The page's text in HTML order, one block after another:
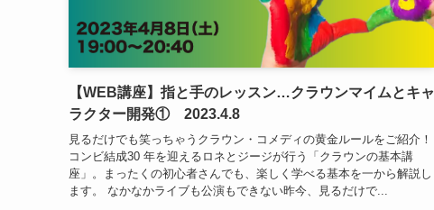
【WEB講座】指と手のレッスン…クラウンマイムとキャ
ラクター開発① 2023.4.8
見るだけでも笑っちゃうクラウン・コメディの黄金ルールをご紹介！
コンビ結成30 年を迎えるロネとジージが行う「クラウンの基本講
座」。まったくの初心者さんでも、楽しく学べる基本を一から解説し
ます。 なかなかライブも公演もできない昨今、見るだけで...